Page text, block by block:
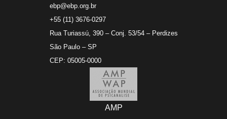
ebp@ebp.org.br
+55 (11) 3676-0297
Rua Turiassú, 390 – Conj. 53/54 – Perdizes
São Paulo – SP
CEP: 05005-0000
AMP